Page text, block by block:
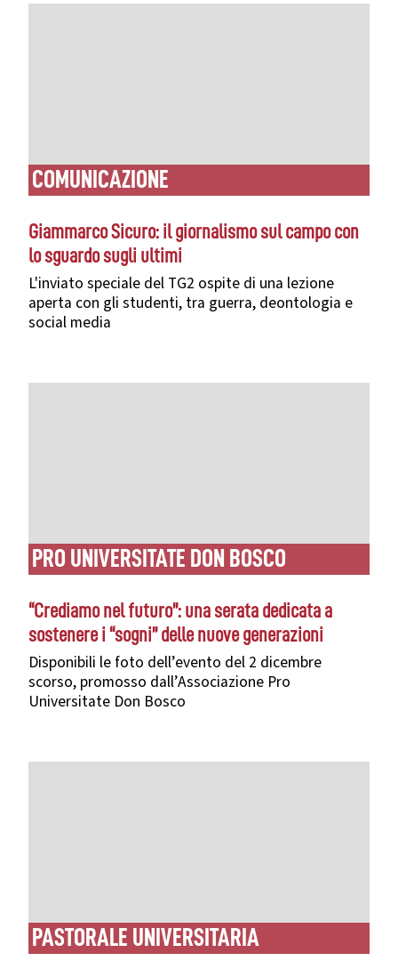
COMUNICAZIONE
Giammarco Sicuro: il giornalismo sul campo con
lo sguardo sugli ultimi
L'inviato speciale del TG2 ospite di una lezione
aperta con gli studenti, tra guerra, deontologia e
social media
PRO UNIVERSITATE DON BOSCO
“Crediamo nel futuro”: una serata dedicata a
sostenere i “sogni” delle nuove generazioni
Disponibili le foto dell’evento del 2 dicembre
scorso, promosso dall’Associazione Pro
Universitate Don Bosco
PASTORALE UNIVERSITARIA